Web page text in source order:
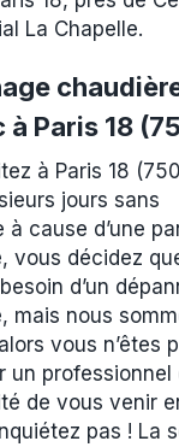
La Chapelle.
à Paris 18
à Paris 18
jours sans
à cause d’une
vous décidez
d’un
mais nous
vous n’êtes
un professionnel
de vous venir
pas ! La